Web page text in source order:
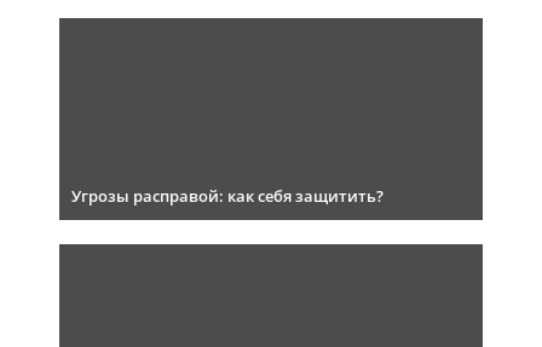
Угрозы расправой: как себя защитить?